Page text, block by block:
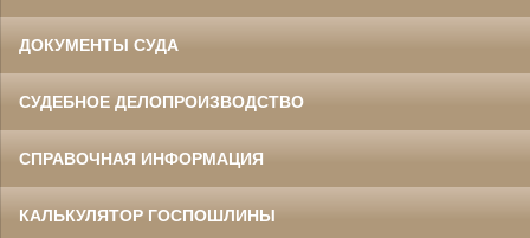
ДОКУМЕНТЫ СУДА
СУДЕБНОЕ ДЕЛОПРОИЗВОДСТВО
СПРАВОЧНАЯ ИНФОРМАЦИЯ
КАЛЬКУЛЯТОР ГОСПОШЛИНЫ